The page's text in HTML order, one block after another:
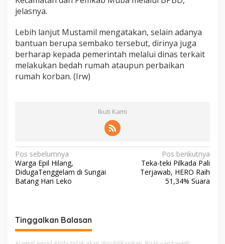
jelasnya.
Lebih lanjut Mustamil mengatakan, selain adanya
bantuan berupa sembako tersebut, dirinya juga
berharap kepada pemerintah melalui dinas terkait
melakukan bedah rumah ataupun perbaikan
rumah korban. (Irw)
Ikuti Kami
N
a
v
a
s
Pos sebelumnya
Warga Epil Hilang,
DidugaTenggelam di Sungai
Batang Hari Leko
Pos berikutnya
Teka-teki Pilkada Pali
Terjawab, HERO Raih
51,34% Suara
Tinggalkan Balasan